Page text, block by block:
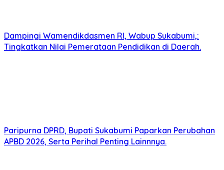
Dampingi Wamendikdasmen RI, Wabup Sukabumi,:
Tingkatkan Nilai Pemerataan Pendidikan di Daerah.
Paripurna DPRD, Bupati Sukabumi Paparkan Perubahan
APBD 2026, Serta Perihal Penting Lainnnya.